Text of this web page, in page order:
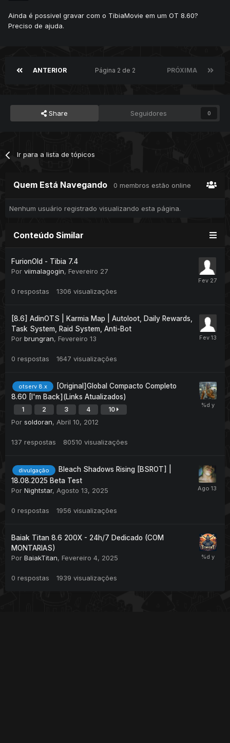
Ainda é possivel gravar com o TibiaMovie em um OT 8.60?
Preciso de ajuda.
ANTERIOR PRÓXIMA
Página 2 de 2
Share Seguidores 0
Ir para a lista de tópicos
Quem Está Navegando 0 membros estão online
Nenhum usuário registrado visualizando esta página.
Conteúdo Similar
FurionOld - Tibia 7.4
Por viimalagogin, Fevereiro 27
0 respostas 1306 visualizações
[8.6] AdinOTS | Karmia Map | Autoloot, Daily Rewards,
Task System, Raid System, Anti-Bot
Por brungran, Fevereiro 13
0 respostas 1647 visualizações
otserv 8.x
[Original]Global Compacto Completo
8.60 [I'm Back](Links Atualizados)
1 2 3 4 10
Por soldoran, Abril 10, 2012
137 respostas 80510 visualizações
divulgação
Bleach Shadows Rising [BSROT] |
18.08.2025 Beta Test
Por Nightstar, Agosto 13, 2025
0 respostas 1956 visualizações
Baiak Titan 8.6 200X - 24h/7 Dedicado (COM
MONTARIAS)
Por BaiakTitan, Fevereiro 4, 2025
0 respostas 1939 visualizações